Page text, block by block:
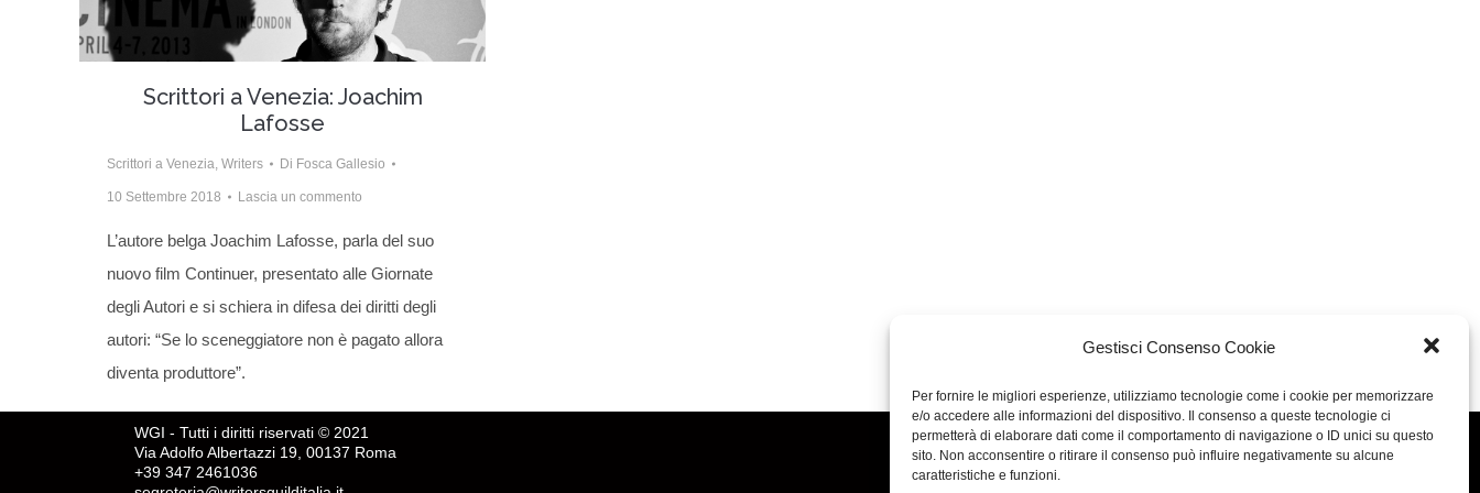
Gestisci Consenso Cookie
Per fornire le migliori esperienze, utilizziamo tecnologie come i cookie per memorizzare
e/o accedere alle informazioni del dispositivo. Il consenso a queste tecnologie ci
permetterà di elaborare dati come il comportamento di navigazione o ID unici su questo
sito. Non acconsentire o ritirare il consenso può influire negativamente su alcune
caratteristiche e funzioni.
Scrittori a Venezia: Joachim
Lafosse
Scrittori a Venezia, Writers Di Fosca Gallesio
10 Settembre 2018 Lascia un commento
L’autore belga Joachim Lafosse, parla del suo
nuovo film Continuer, presentato alle Giornate
degli Autori e si schiera in difesa dei diritti degli
autori: “Se lo sceneggiatore non è pagato allora
diventa produttore”.
WGI - Tutti i diritti riservati © 2021
Via Adolfo Albertazzi 19, 00137 Roma
+39 347 2461036
Concept: Annamaria De Paola - Realizzazione:AF